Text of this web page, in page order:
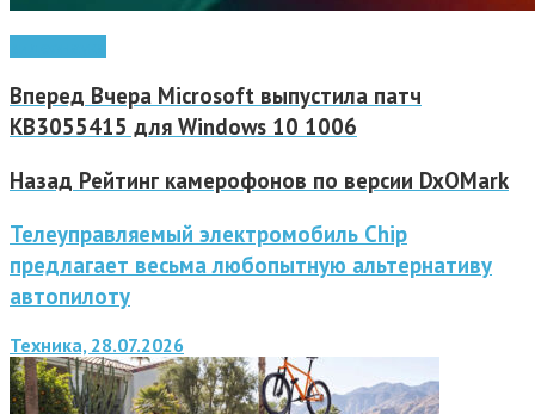
Вперед Вчера Microsoft выпустила патч
KB3055415 для Windows 10 1006
Назад Рейтинг камерофонов по версии DxOMark
Телеуправляемый электромобиль Chip
предлагает весьма любопытную альтернативу
автопилоту
Техника, 28.07.2026